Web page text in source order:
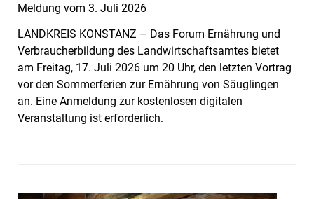
Meldung vom 3. Juli 2026
LANDKREIS KONSTANZ – Das Forum Ernährung und
Verbraucherbildung des Landwirtschaftsamtes bietet
am Freitag, 17. Juli 2026 um 20 Uhr, den letzten Vortrag
vor den Sommerferien zur Ernährung von Säuglingen
an. Eine Anmeldung zur kostenlosen digitalen
Veranstaltung ist erforderlich.